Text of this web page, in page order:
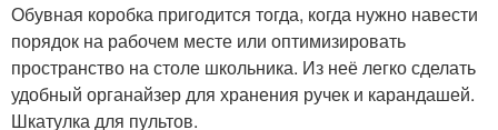
Обувная коробка пригодится тогда, когда нужно навести
порядок на рабочем месте или оптимизировать
пространство на столе школьника. Из неё легко сделать
удобный органайзер для хранения ручек и карандашей.
Шкатулка для пультов.